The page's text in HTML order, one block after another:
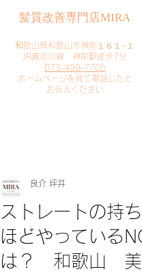
​髪質改善専門店MIRA
​和歌山県和歌山市神前１６１−１
JR貴志川線 神前駅徒歩7分
073-499-7705
​ホームページを見て電話したと
お伝えください
ストレートの持
ほどやっている
は？ 和歌山
良介 坪井